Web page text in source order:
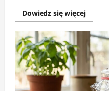
Dowiedz się więcejDowiedz
się
o
Jakie
aparatu
warto
w